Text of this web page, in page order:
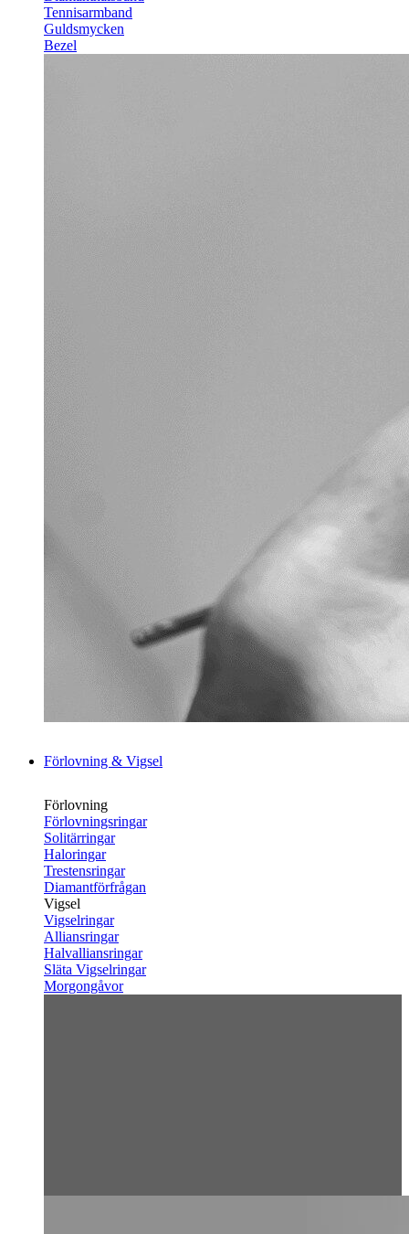
Tennisarmband
Guldsmycken
Bezel
Förlovning & Vigsel
Förlovning
Förlovningsringar
Solitärringar
Haloringar
Trestensringar
Diamantförfrågan
Vigsel
Vigselringar
Alliansringar
Halvalliansringar
Släta Vigselringar
Morgongåvor